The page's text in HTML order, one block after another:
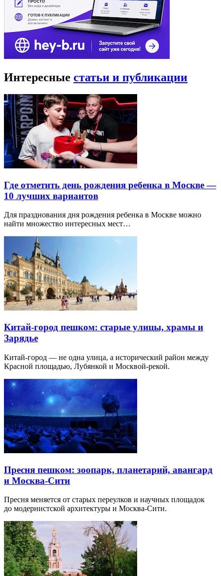
Интересные статьи и публикации
Где отметить день рождения ребенка в Москве —
10 лучших вариантов
Для празднования дня рождения ребенка в Москве можно
найти множество интересных мест…
Китай-город пешком: старые улицы, храмы и
Зарядье
Китай-город — не одна улица, а исторический район между
Красной площадью, Лубянкой и Москвой-рекой.
Пресня пешком: зоопарк, планетарий, авангард
и Москва-Сити
Пресня меняется от старых переулков и научных площадок
до модернистской архитектуры и Москва-Сити.